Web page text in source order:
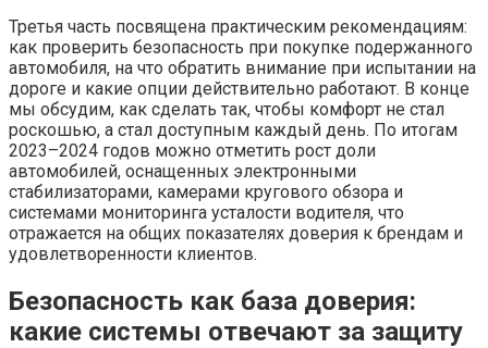
Третья часть посвящена практическим рекомендациям:
как проверить безопасность при покупке подержанного
автомобиля, на что обратить внимание при испытании на
дороге и какие опции действительно работают. В конце
мы обсудим, как сделать так, чтобы комфорт не стал
роскошью, а стал доступным каждый день. По итогам
2023–2024 годов можно отметить рост доли
автомобилей, оснащенных электронными
стабилизаторами, камерами кругового обзора и
системами мониторинга усталости водителя, что
отражается на общих показателях доверия к брендам и
удовлетворенности клиентов.
Безопасность как база доверия:
какие системы отвечают за защиту